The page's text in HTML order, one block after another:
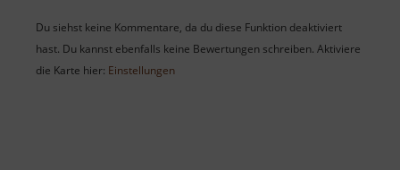
Du siehst keine Kommentare, da du diese Funktion deaktiviert
hast. Du kannst ebenfalls keine Bewertungen schreiben. Aktiviere
die Karte hier: Einstellungen